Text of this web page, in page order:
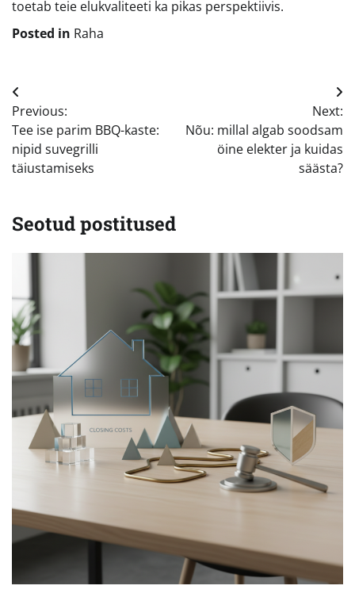
toetab teie elukvaliteeti ka pikas perspektiivis.
Posted in Raha
Navigeerimine
Previous:
Tee ise parim BBQ-kaste:
nipid suvegrilli
täiustamiseks
Next:
Nõu: millal algab soodsam
öine elekter ja kuidas
säästa?
Seotud postitused